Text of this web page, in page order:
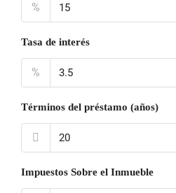
%
Tasa de interés
%
Términos del préstamo (años)
Impuestos Sobre el Inmueble